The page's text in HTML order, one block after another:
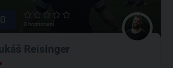
0 0 hodnocení
Reisinger